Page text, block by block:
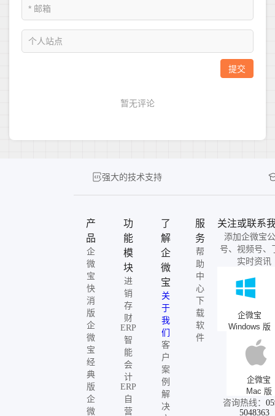
强大的技术支持
产
品
企
微
宝
快
消
版
企
微
宝
经
典
版
企
微
功
能
模
块
进
销
存
财
ERP
智
能
会
计
ERP
自
营
了
解
企
微
宝
关
于
我
们
客
户
案
例
解
决
服
务
帮
助
中
心
下
载
软
件
关注或联系
添加企微宝
号、视频号、
实时资讯
企微宝
Windows 版
企微宝
Mac 版
咨询热线：
5048363